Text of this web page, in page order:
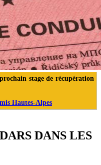
stage de récupération
Hautes-Alpes
DANS LES